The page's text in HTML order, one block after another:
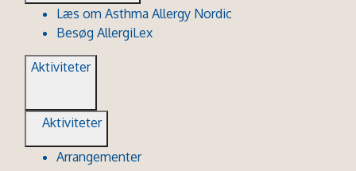
Læs om Asthma Allergy Nordic
Besøg AllergiLex
Aktiviteter
Aktiviteter
Arrangementer